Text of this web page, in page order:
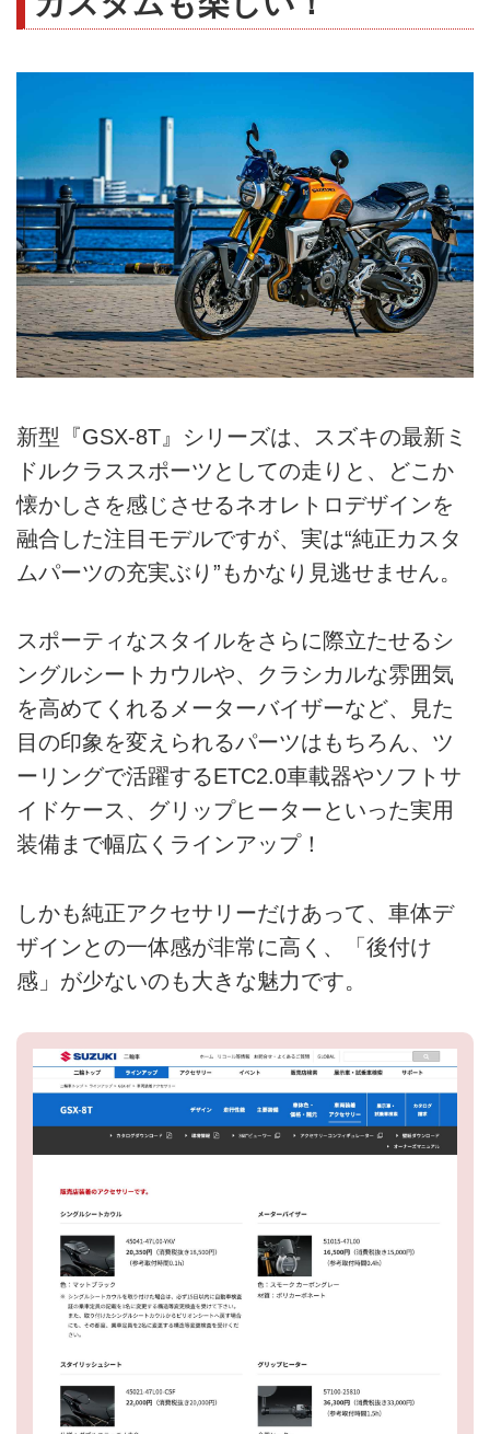
新型『GSX-8T』シリーズは、スズキの最新ミ
ドルクラススポーツとしての走りと、どこか
懐かしさを感じさせるネオレトロデザインを
融合した注目モデルですが、実は“純正カスタ
ムパーツの充実ぶり”もかなり見逃せません。
スポーティなスタイルをさらに際立たせるシ
ングルシートカウルや、クラシカルな雰囲気
を高めてくれるメーターバイザーなど、見た
目の印象を変えられるパーツはもちろん、ツ
ーリングで活躍するETC2.0車載器やソフトサ
イドケース、グリップヒーターといった実用
装備まで幅広くラインアップ！
しかも純正アクセサリーだけあって、車体デ
ザインとの一体感が非常に高く、「後付け
感」が少ないのも大きな魅力です。